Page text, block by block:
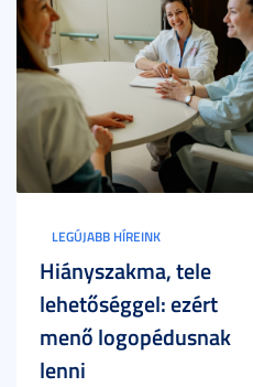
LEGÚJABB HÍREINK
Hiányszakma, tele
lehetőséggel: ezért
menő logopédusnak
lenni